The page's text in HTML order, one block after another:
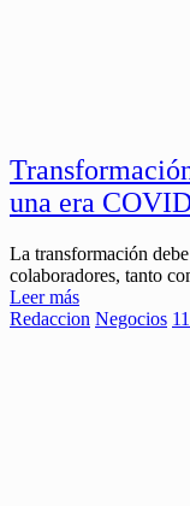
una era
La transformación
colaboradores, tanto
Leer más
Redaccion Negocios